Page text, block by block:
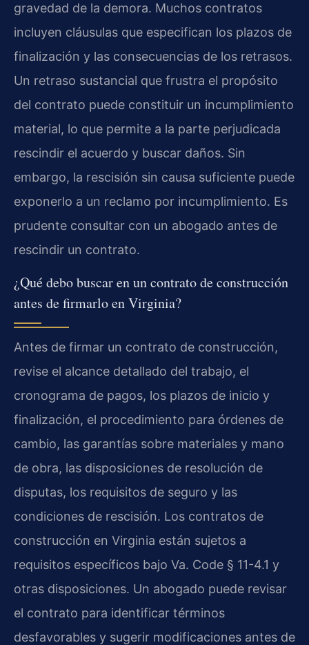
gravedad de la demora. Muchos contratos
incluyen cláusulas que especifican los plazos de
finalización y las consecuencias de los retrasos.
Un retraso sustancial que frustra el propósito
del contrato puede constituir un incumplimiento
material, lo que permite a la parte perjudicada
rescindir el acuerdo y buscar daños. Sin
embargo, la rescisión sin causa suficiente puede
exponerlo a un reclamo por incumplimiento. Es
prudente consultar con un abogado antes de
rescindir un contrato.
¿Qué debo buscar en un contrato de construcción
antes de firmarlo en Virginia?
Antes de firmar un contrato de construcción,
revise el alcance detallado del trabajo, el
cronograma de pagos, los plazos de inicio y
finalización, el procedimiento para órdenes de
cambio, las garantías sobre materiales y mano
de obra, las disposiciones de resolución de
disputas, los requisitos de seguro y las
condiciones de rescisión. Los contratos de
construcción en Virginia están sujetos a
requisitos específicos bajo Va. Code § 11-4.1 y
otras disposiciones. Un abogado puede revisar
el contrato para identificar términos
desfavorables y sugerir modificaciones antes de